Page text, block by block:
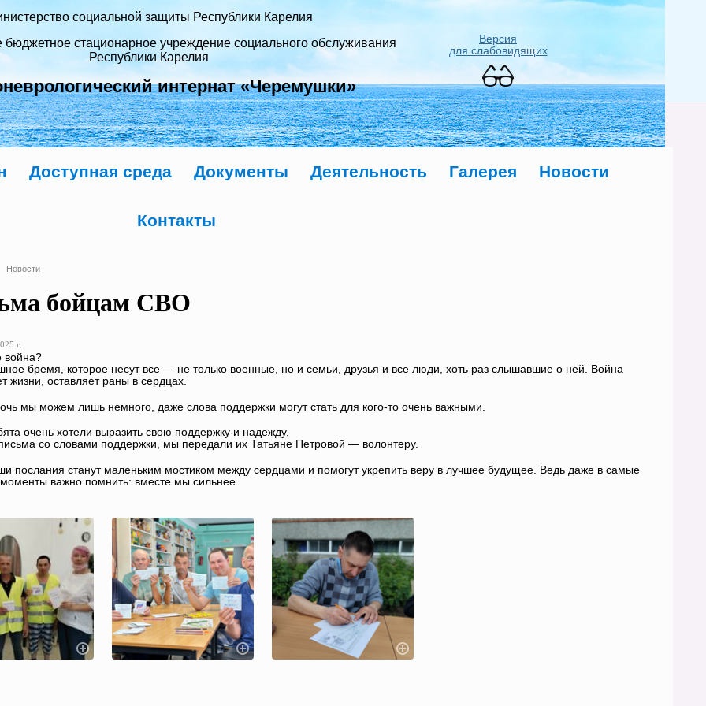
социальной защиты Республики Карелия
бюджетное стационарное учреждение социального обслуживания
Республики Карелия
интернат «Черемушки»
Версия
для слабовидящих
Доступная среда Документы Деятельность Галерея Новости
Контакты
Новости
бойцам СВО
г.
война?
бремя, которое несут все — не только военные, но и семьи, друзья и все люди, хоть раз слышавшие о ней. Война
жизни, оставляет раны в сердцах.
мы можем лишь немного, даже слова поддержки могут стать для кого-то очень важными.
очень хотели выразить свою поддержку и надежду,
со словами поддержки, мы передали их Татьяне Петровой — волонтеру.
послания станут маленьким мостиком между сердцами и помогут укрепить веру в лучшее будущее. Ведь даже в самые
важно помнить: вместе мы сильнее.